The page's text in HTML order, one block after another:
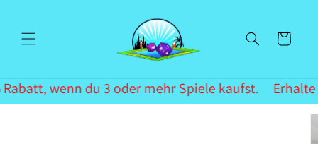
Warenkorb
wenn du 3 oder mehr Spiele kaufst.